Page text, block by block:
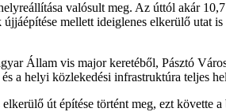
valósult meg. Az úttól akár
mellett ideiglenes elkerülő utat
Állam vis major keretéből, Pásztó
a helyi közlekedési infrastruktúra teljes
út építése történt meg, ezt